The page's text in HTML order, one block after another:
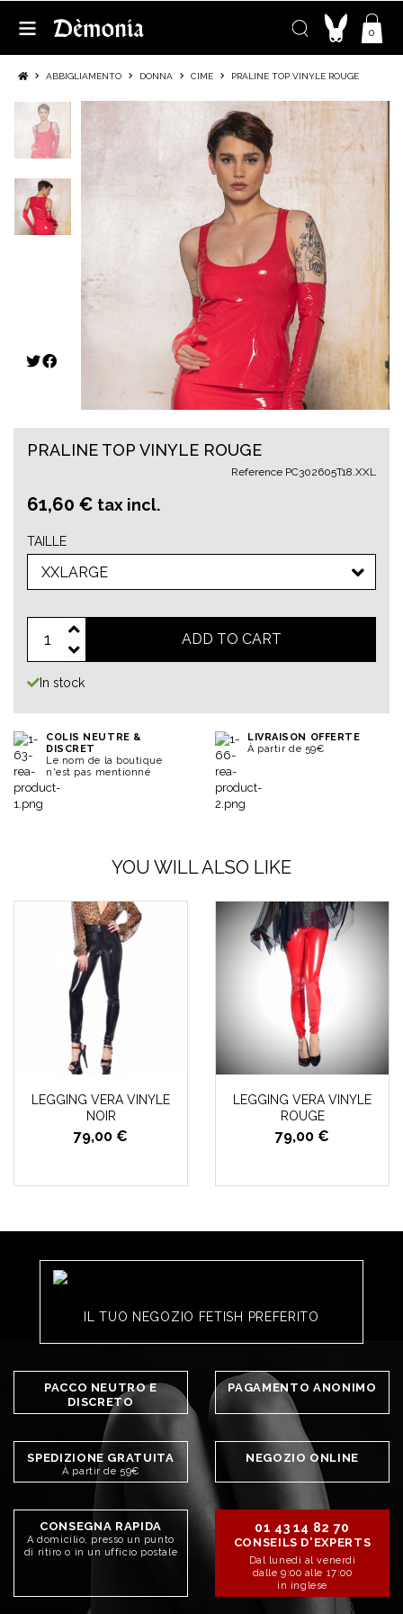
0
ABBIGLIAMENTO DONNA CIME PRALINE TOP VINYLE ROUGE
PRALINE TOP VINYLE ROUGE
Reference PC302605T18.XXL
61,60 € tax incl.
TAILLE
XXLARGE
ADD TO CART
In stock
COLIS NEUTRE &
DISCRET
Le nom de la boutique
n'est pas mentionné
LIVRAISON OFFERTE
À partir de 59€
YOU WILL ALSO LIKE
LEGGING VERA VINYLE
NOIR
79,00 €
LEGGING VERA VINYLE
ROUGE
79,00 €
IL TUO NEGOZIO FETISH PREFERITO
PACCO NEUTRO E
DISCRETO
PAGAMENTO ANONIMO
SPEDIZIONE GRATUITA
À partir de 59€
NEGOZIO ONLINE
CONSEGNA RAPIDA
A domicilio, presso un punto
di ritiro o in un ufficio postale
01 43 14 82 70
CONSEILS D'EXPERTS
Dal lunedì al venerdì
dalle 9:00 alle 17:00
in inglese